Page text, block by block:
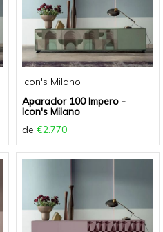
Icon's Milano
Aparador 100 Impero -
Icon's Milano
de €2.770